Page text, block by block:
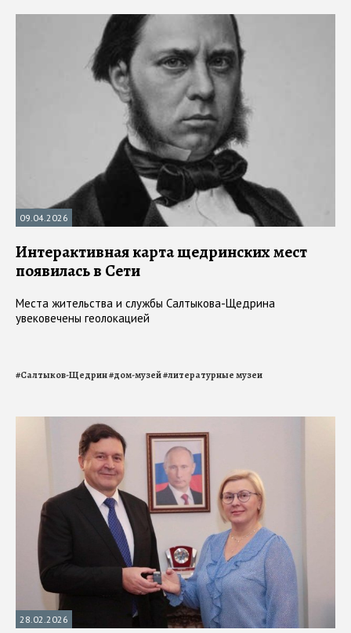
09.04.2026
Интерактивная карта щедринских мест
появилась в Сети
Места жительства и службы Салтыкова-Щедрина
увековечены геолокацией
#Салтыков-Щедрин#дом-музей#литературные музеи
28.02.2026